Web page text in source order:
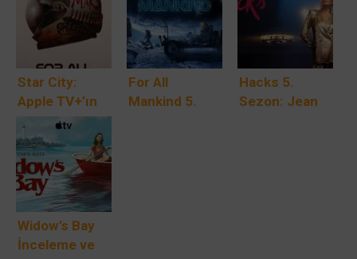
Star City:
Apple TV+’ın
For All
Mankind
Spinoff’u
Sovyet Uzay
Gerilimi 29
Mayıs’ta
Geliyor
For All
Mankind 5.
Hacks 5.
Sezon: Jean
Widow’s Bay
İnceleme ve